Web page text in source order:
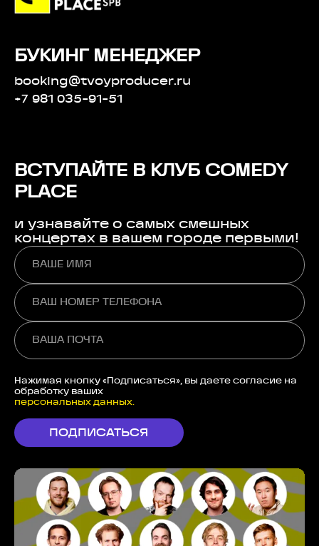
БУКИНГ МЕНЕДЖЕР
booking@tvoyproducer.ru
+7 981 035-91-51
ВСТУПАЙТЕ В КЛУБ COMEDY
PLACE
и узнавайте о самых смешных
концертах в вашем городе первыми!
Нажимая кнопку «Подписаться», вы даете согласие на
обработку ваших
персональных данных.
ПОДПИСАТЬСЯ